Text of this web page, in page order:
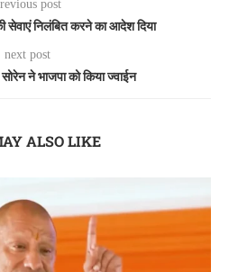
post
सेवाएं निलंबित करने का आदेश दिया
next post
ने भाजपा को किया ज्वाईन
ALSO LIKE